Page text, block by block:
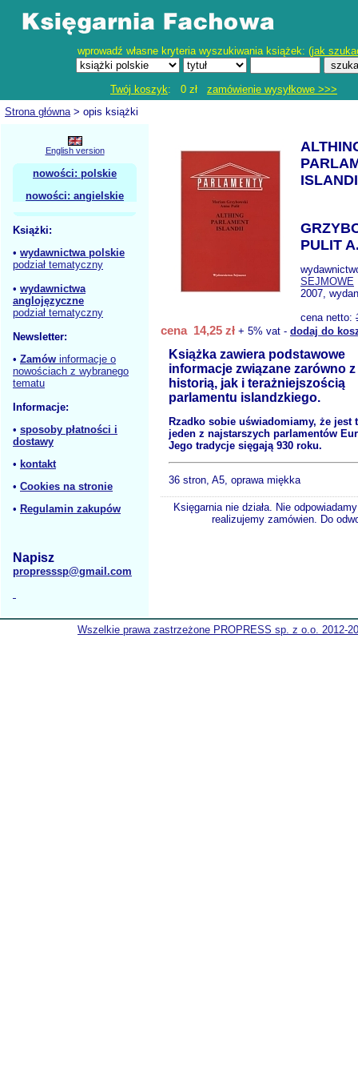
wprowadź własne kryteria wyszukiwania książek: (jak
Twój koszyk: 0 zł zamówienie wysyłkowe >>>
Strona główna> opis książki
English version
nowości: polskie
nowości: angielskie
Książki:
• wydawnictwa polskie
podział tematyczny
• wydawnictwa
anglojęzyczne
podział tematyczny
Newsletter:
• Zamów informacje o
nowościach z wybranego
tematu
Informacje:
• sposoby płatności i
dostawy
• kontakt
• Cookies na stronie
• Regulamin zakupów
Napisz
propresssp@gmail.com
PULIT
SEJMOWE
2007,
cena netto:
cena 14,25 zł + 5% vat - dodaj do
Książka zawiera podstawowe
informacje związane zarówno z
historią, jak i terażniejszością
parlamentu islandzkiego.
Rzadko sobie uświadomiamy, że jest
jeden z najstarszych parlamentów
Jego tradycje sięgają 930 roku.
36 stron, A5, oprawa miękka
Księgarnia nie działa. Nie
realizujemy zamówien. Do
Wszelkie prawa zastrzeżone PROPRESS sp. z o.o. 2012-